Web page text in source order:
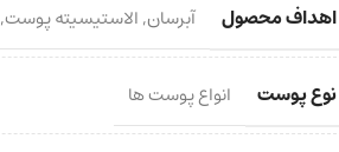
اهداف محصول آبرسان,الاستیسیته پوست,
نوع پوست انواع پوست ها